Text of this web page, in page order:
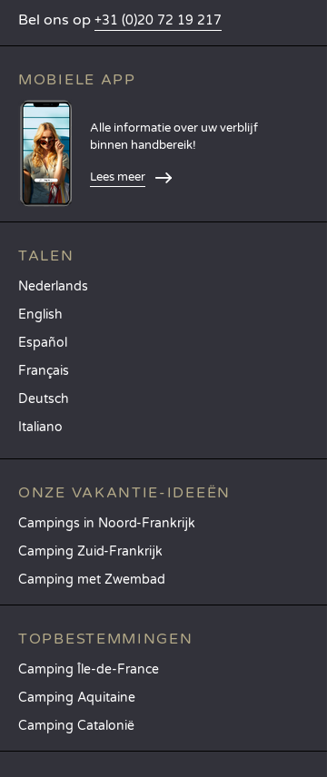
Bel ons op +31 (0)20 72 19 217
MOBIELE APP
Alle informatie over uw verblijf
binnen handbereik!
Lees meer
TALEN
Nederlands
English
Español
Français
Deutsch
Italiano
ONZE VAKANTIE-IDEEËN
Campings in Noord-Frankrijk
Camping Zuid-Frankrijk
Camping met Zwembad
TOPBESTEMMINGEN
Camping Île-de-France
Camping Aquitaine
Camping Catalonië